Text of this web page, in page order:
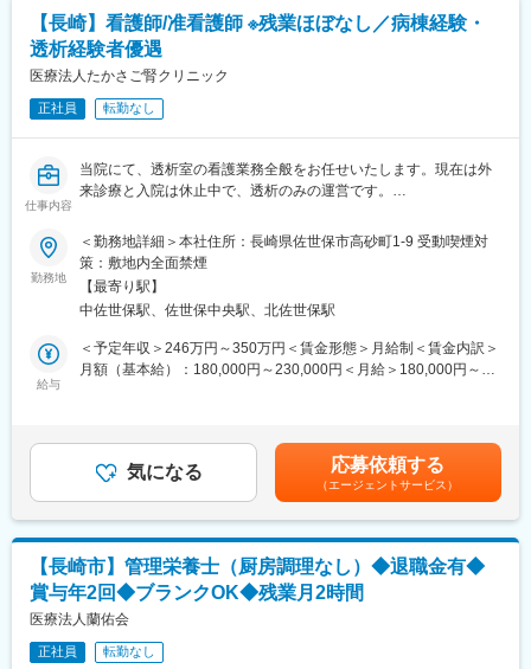
◇事業内容：高齢者福祉・介護（施設・在宅）、医療
当法人は2011年4月、西海市より福祉施設及び医療機関の事業譲
渡を受け、福祉・医療の複合施設にて「切れ目のない医療と介護
の総合提供」を目指しています。
【長崎】看護師/准看護師 ※残業ほぼなし／病棟経験・
透析経験者優遇
医療法人たかさご腎クリニック
正社員 転勤なし
仕事内容
当院にて、透析室の看護業務全般をお任せいたします。現在は外
来診療と入院は休止中で、透析のみの運営です。
・健康観察（血圧、体温、バイタル測定、身長、体重、栄養状態
管理）
・穿刺（2人穿刺）
・他職種カンファレンスやミーティング
・カルテ記録（電子カルテ導入済 ※一部紙カルテ運用）
・看護計画実践
・バスキュラーアクセス管理
（1）月・水・金 3クール（8:15～22:30）
（2）火・木・土 1クール（8:15～13:30）
※勉強会などは（2）の午後（土曜を除く業務時間内）に実施【変
・立地は、国道から一本入ってすぐ、市役所が目の前にありま
す。コンビニまで徒歩1分。車通勤9割ほど、電車・バス通勤1割
ほどです。市内在住のスタッフがほとんどですが、市外から通勤
しているスタッフもおります。（準夜勤後は終バスがないため、
駅までタクシーチケットを使っています※クリニック負担）
・大学病院や周辺医療機関ともしっかり連携し、職員の皆さまが
勤務地
＜勤務地詳細＞本社住所：長崎県佐世保市高砂町1-9 受動喫煙対
策：敷地内全面禁煙
【最寄り駅】
中佐世保駅、佐世保中央駅、北佐世保駅
給与
＜予定年収＞246万円～350万円＜賃金形態＞月給制＜賃金内訳＞
月額（基本給）：180,000円～230,000円＜月給＞180,000円～
当：8,000～10,000円／回（現在病棟はクローズしていますので
宿直なしです）賃金はあくまでも目安の金額であり、選考を通じ
て上下する可能性があります。月給(月額)は固定手当を含めた表記
です。
気になる 応募依頼する
（エージェントサービス）
【長崎市】管理栄養士（厨房調理なし）◆退職金有◆
賞与年2回◆ブランクOK◆残業月2時間
医療法人蘭佑会
正社員 転勤なし